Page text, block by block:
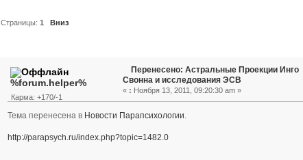
Страницы:1 Вниз
%forum.helper%
Карма: +170/-1
Перенесено: Астральные Проекции Инго
Свонна и исследования ЭСВ
« : Ноября 13, 2011, 09:20:30 am »
Тема перенесена в Новости Парапсихологии
http://parapsych.ru/index.php?topic=1482.0